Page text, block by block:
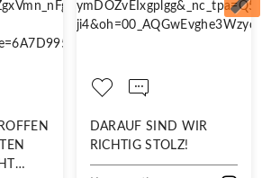
DARAUF SIND WIR
RICHTIG STOLZ!